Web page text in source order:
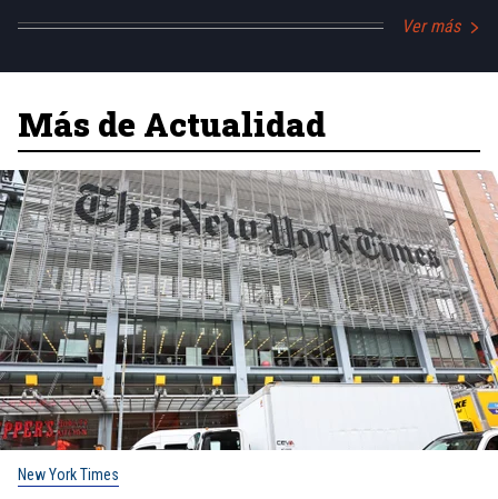
Ver más
Más de Actualidad
New York Times